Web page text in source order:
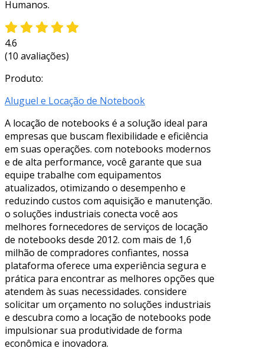
Humanos.
4.6
(10 avaliações)
Produto:
Aluguel e Locação de Notebook
A locação de notebooks é a solução ideal para
empresas que buscam flexibilidade e eficiência
em suas operações. com notebooks modernos
e de alta performance, você garante que sua
equipe trabalhe com equipamentos
atualizados, otimizando o desempenho e
reduzindo custos com aquisição e manutenção.
o soluções industriais conecta você aos
melhores fornecedores de serviços de locação
de notebooks desde 2012. com mais de 1,6
milhão de compradores confiantes, nossa
plataforma oferece uma experiência segura e
prática para encontrar as melhores opções que
atendem às suas necessidades. considere
solicitar um orçamento no soluções industriais
e descubra como a locação de notebooks pode
impulsionar sua produtividade de forma
econômica e inovadora.